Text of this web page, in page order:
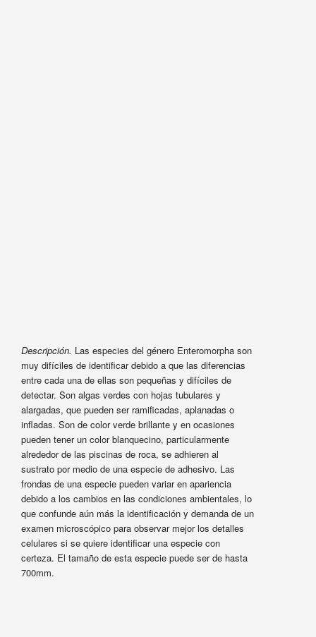
Descripción. Las especies del género Enteromorpha son
muy difíciles de identificar debido a que las diferencias
entre cada una de ellas son pequeñas y difíciles de
detectar. Son algas verdes con hojas tubulares y
alargadas, que pueden ser ramificadas, aplanadas o
infladas. Son de color verde brillante y en ocasiones
pueden tener un color blanquecino, particularmente
alrededor de las piscinas de roca, se adhieren al
sustrato por medio de una especie de adhesivo. Las
frondas de una especie pueden variar en apariencia
debido a los cambios en las condiciones ambientales, lo
que confunde aún más la identificación y demanda de un
examen microscópico para observar mejor los detalles
celulares si se quiere identificar una especie con
certeza. El tamaño de esta especie puede ser de hasta
700mm.